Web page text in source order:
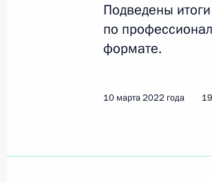
Подведены
по
формате.
10 марта 2022 года